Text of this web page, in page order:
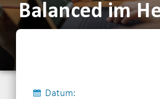
Balanced im
Datum: